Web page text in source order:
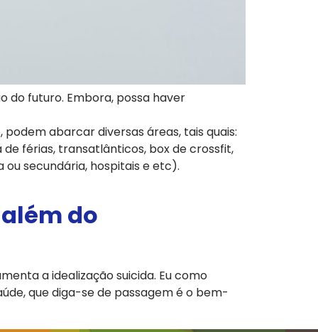
do futuro. Embora, possa haver
abarcar diversas áreas, tais quais:
férias, transatlânticos, box de crossfit,
secundária, hospitais e etc).
do
a idealização suicida. Eu como
que diga-se de passagem é o bem-